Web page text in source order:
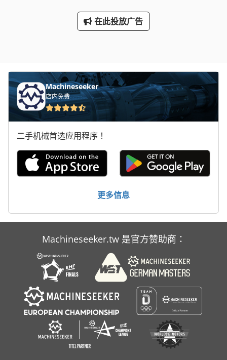
在此投放广告
Machineseeker
店内免费
二手机械首选应用程序！
更多信息
Machineseeker.tw 是官方赞助商：